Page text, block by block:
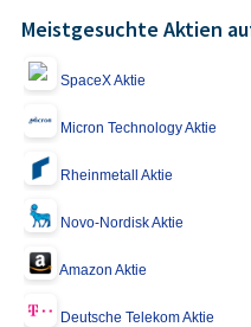
Meistgesuchte Aktien
SpaceX Aktie
Micron Technology Aktie
Rheinmetall Aktie
Novo-Nordisk Aktie
Amazon Aktie
Deutsche Telekom Aktie